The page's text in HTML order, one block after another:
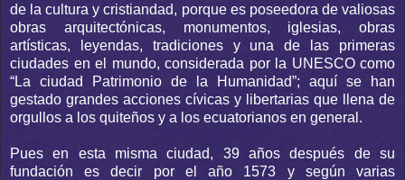
de la cultura y cristiandad, porque es poseedora de valiosas
obras arquitectónicas, monumentos, iglesias, obras
artísticas, leyendas, tradiciones y una de las primeras
ciudades en el mundo, considerada por la UNESCO como
“La ciudad Patrimonio de la Humanidad”; aquí se han
gestado grandes acciones cívicas y libertarias que llena de
orgullos a los quiteños y a los ecuatorianos en general.
Pues en esta misma ciudad, 39 años después de su
fundación es decir por el año 1573 y según varias